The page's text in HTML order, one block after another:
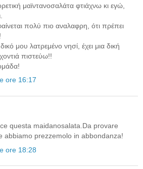
μαϊντανοσαλάτα φτιάχνω κι εγώ,
πολύ πιο αναλαφρη, ότι πρέπει
μου λατρεμένο νησί, έχει μια δική
πιστεύω!!
ore 16:17
questa maidanosalata.Da provare
abbiamo prezzemolo in abbondanza!
ore 18:28